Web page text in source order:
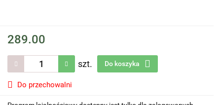
289.00
szt. Do koszyka
Do przechowalni